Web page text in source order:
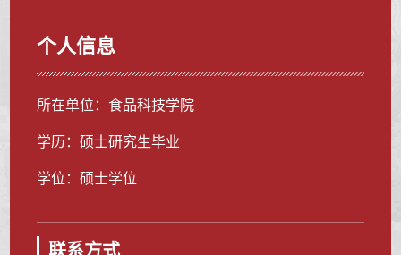
个人信息
所在单位：食品科技学院
学历：硕士研究生毕业
学位：硕士学位
联系方式